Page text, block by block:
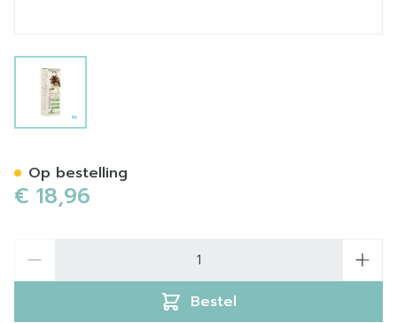
View larger image
€ 18,96
Bestel
Op bestelling